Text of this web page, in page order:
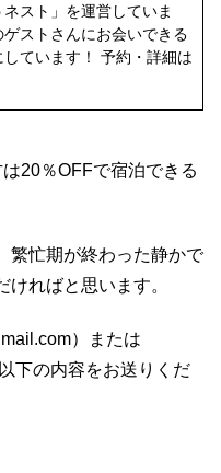
スト」を運営していま
ストさんにお会いできる
しています！ 予約・詳細は
20％OFFで宿泊できる
繁忙期が終わった静かで
ればと思います。
）または
下の内容をお送りくだ